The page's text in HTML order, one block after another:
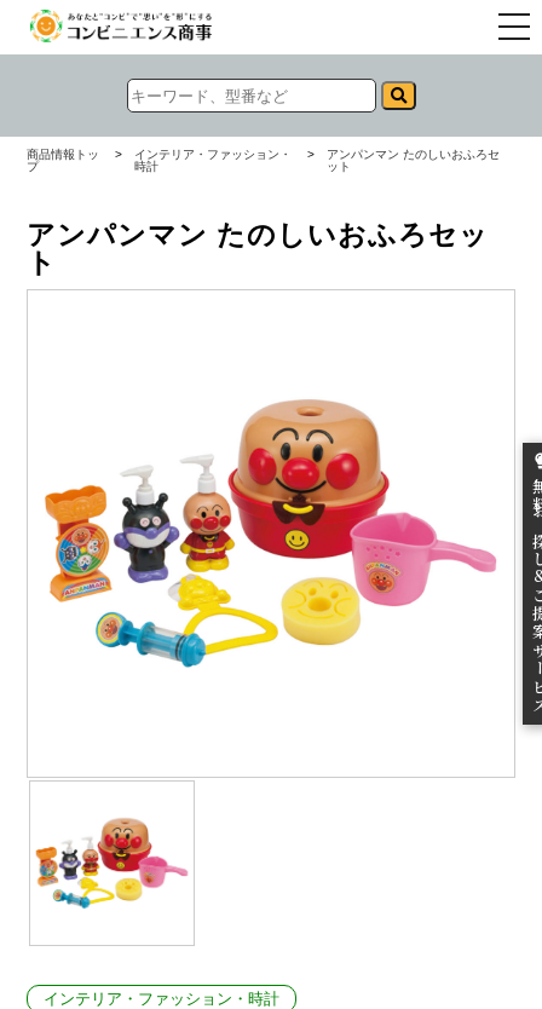
無
ご
商品情報トッ
プ
>
インテリア・ファッション・
時計
>
アンパンマン たのしいおふろセ
ット
アンパンマン たのしいおふろセッ
ト
インテリア・ファッション・時計